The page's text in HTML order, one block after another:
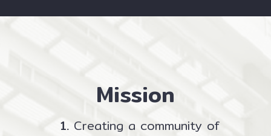
Mission
1. Creating a community of